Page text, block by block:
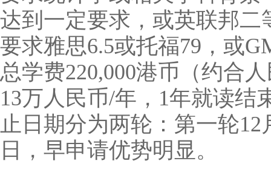
达到一定要求，或英联邦
要求雅思6.5或托福79，或
总学费220,000港币（约合
13万人民币/年，1年就读结
止日期分为两轮：第一轮12
日，早申请优势明显。